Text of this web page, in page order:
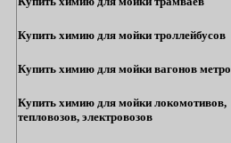
Купить химию для мойки троллейбусов
Купить химию для мойки вагонов метро
Купить химию для мойки локомотивов,
тепловозов, электровозов